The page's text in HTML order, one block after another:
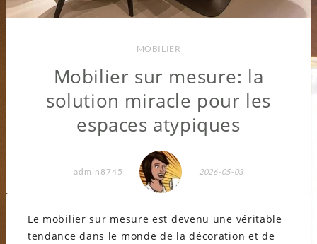
MOBILIER
Mobilier sur mesure: la
solution miracle pour les
espaces atypiques
admin8745 2026-05-03
Le mobilier sur mesure est devenu une véritable
tendance dans le monde de la décoration et de